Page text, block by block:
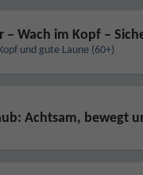
– Wach im Kopf –
und gute Laune (60+)
Achtsam, bewegt